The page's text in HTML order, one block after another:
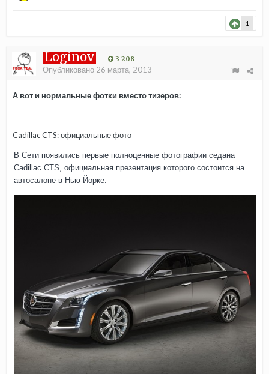
1
Loginov 3 208
Опубликовано 26 марта, 2013
А вот и нормальные фотки вместо тизеров:
Cadillac CTS: официальные фото
В Сети появились первые полноценные фотографии седана
Cadillac CTS, официальная презентация которого состоится на
автосалоне в Нью-Йорке.